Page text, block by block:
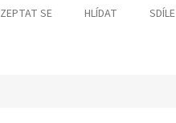
ZEPTAT SE HLÍDAT